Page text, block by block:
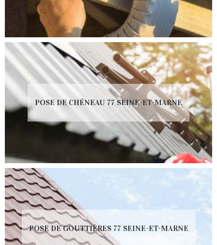
POSE DE CHÉNEAU 77 SEINE-ET-MARNE
POSE DE GOUTTIÈRES 77 SEINE-ET-MARNE